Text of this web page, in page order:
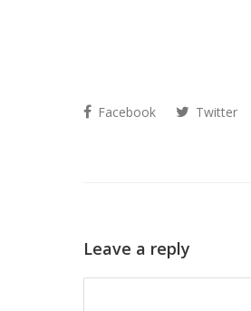
Facebook Twitter
Leave a reply